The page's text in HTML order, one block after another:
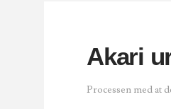
Akari
Processen med at